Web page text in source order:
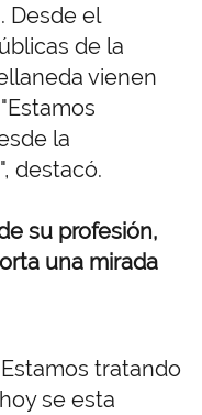
Desde el
de la
vienen
la
destacó.
su profesión,
una mirada
tratando
se esta